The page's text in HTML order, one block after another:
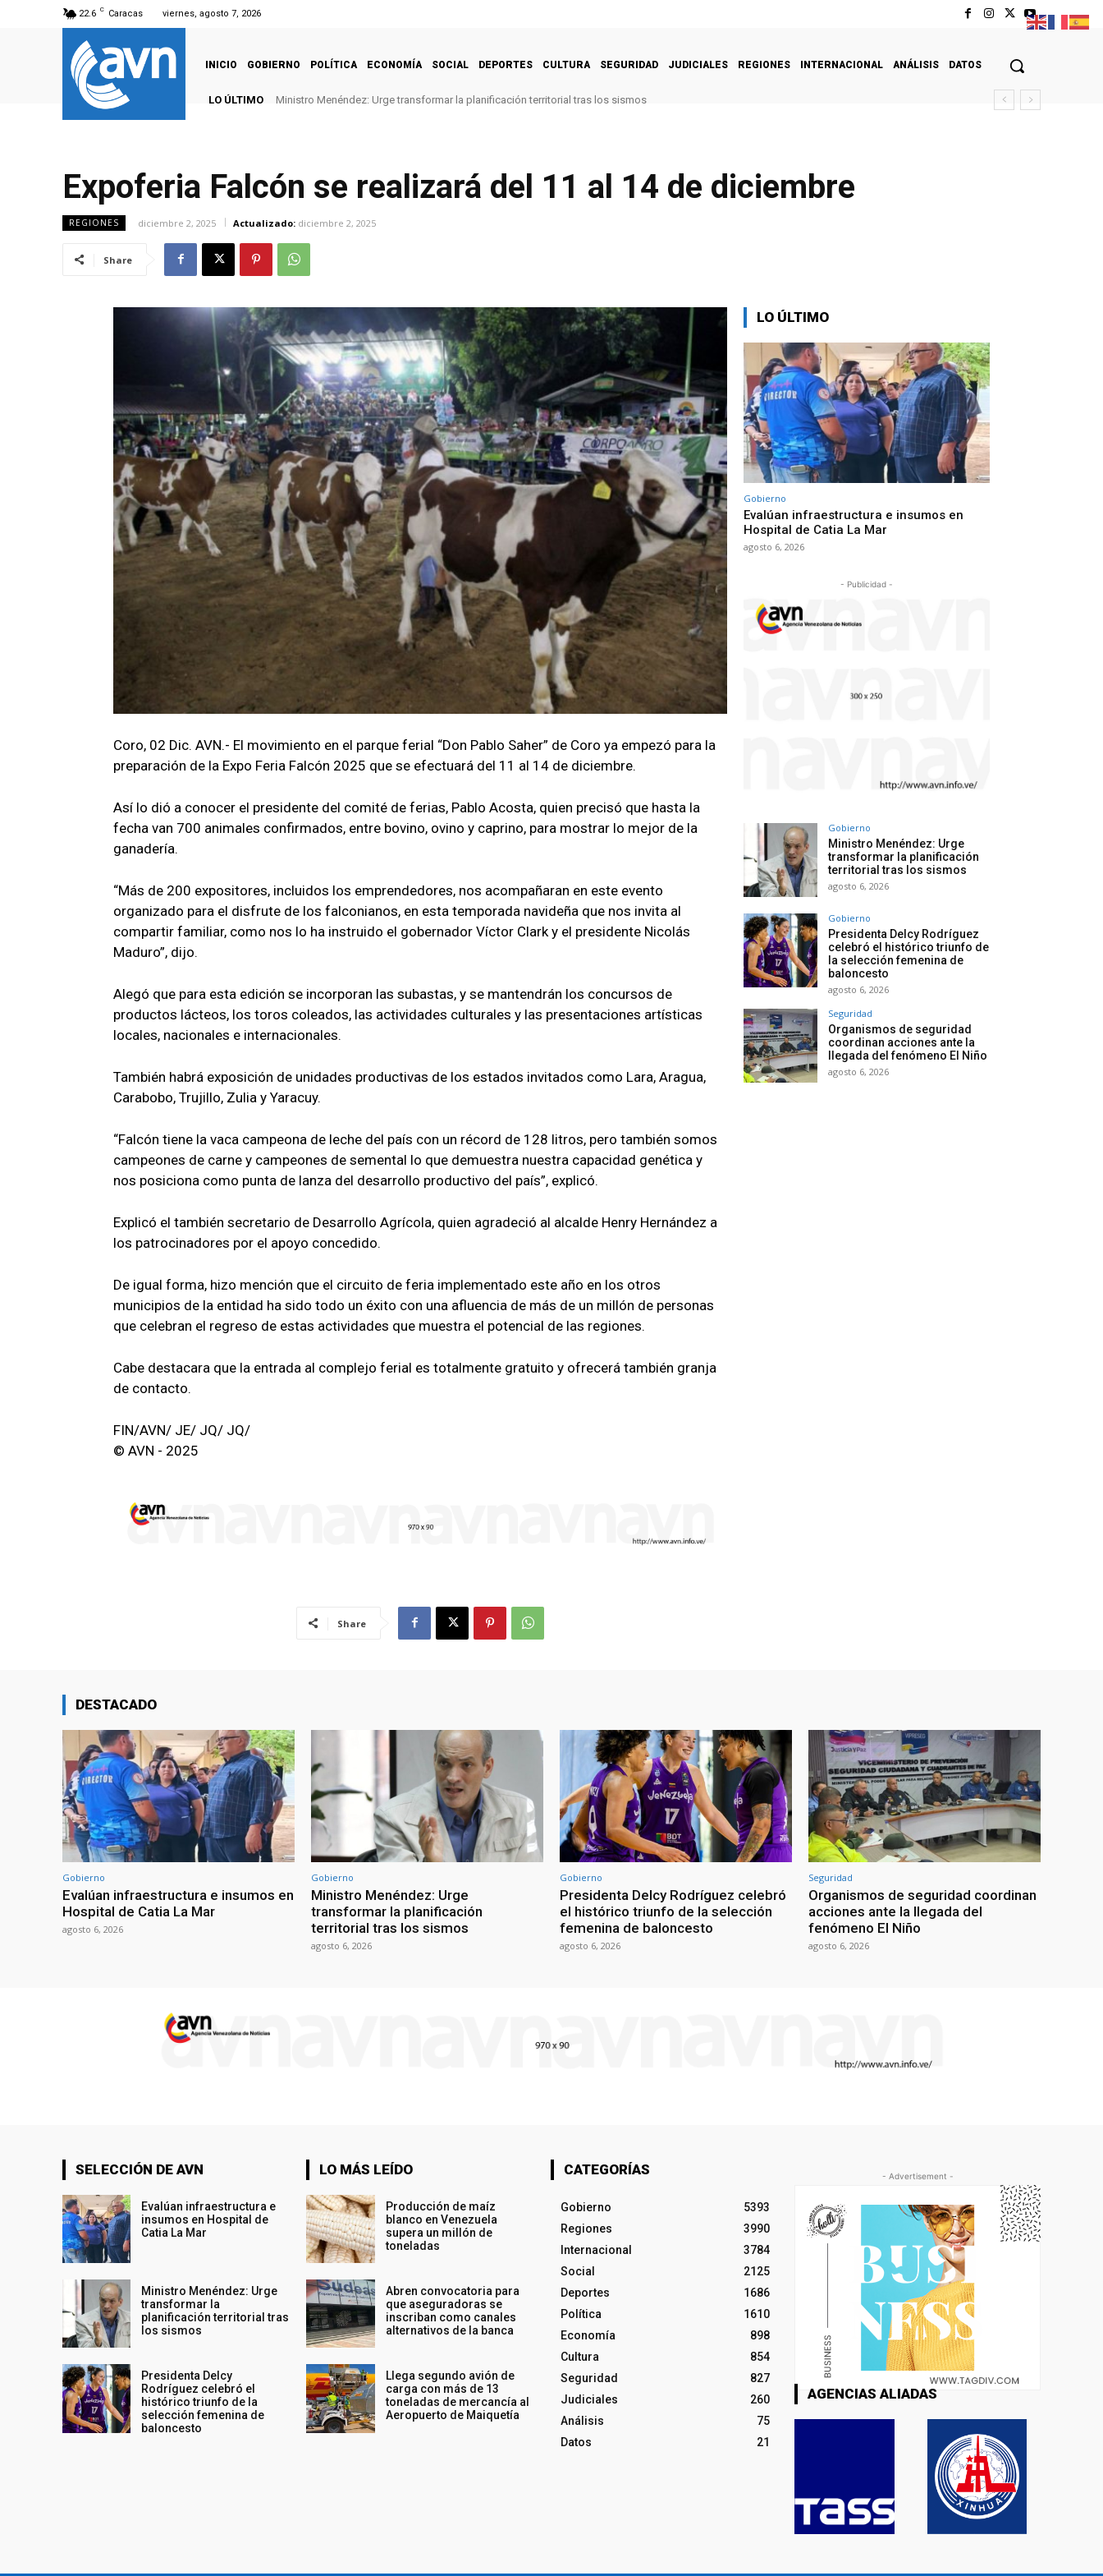
22.6 C Caracas viernes, agosto 7, 2026
INICIO GOBIERNO POLÍTICA ECONOMÍA SOCIAL DEPORTES CULTURA SEGURIDAD JUDICIALES REGIONES INTERNACIONAL ANÁLISIS DATOS
LO ÚLTIMO Ministro Menéndez: Urge transformar la planificación territorial tras los sismos
Expoferia Falcón se realizará del 11 al 14 de diciembre
REGIONES diciembre 2, 2025 Actualizado: diciembre 2, 2025
Share
Coro, 02 Dic. AVN.- El movimiento en el parque ferial “Don Pablo Saher” de Coro ya empezó para la
preparación de la Expo Feria Falcón 2025 que se efectuará del 11 al 14 de diciembre.
Así lo dió a conocer el presidente del comité de ferias, Pablo Acosta, quien precisó que hasta la
fecha van 700 animales confirmados, entre bovino, ovino y caprino, para mostrar lo mejor de la
ganadería.
“Más de 200 expositores, incluidos los emprendedores, nos acompañaran en este evento
organizado para el disfrute de los falconianos, en esta temporada navideña que nos invita al
compartir familiar, como nos lo ha instruido el gobernador Víctor Clark y el presidente Nicolás
Maduro”, dijo.
Alegó que para esta edición se incorporan las subastas, y se mantendrán los concursos de
productos lácteos, los toros coleados, las actividades culturales y las presentaciones artísticas
locales, nacionales e internacionales.
También habrá exposición de unidades productivas de los estados invitados como Lara, Aragua,
Carabobo, Trujillo, Zulia y Yaracuy.
“Falcón tiene la vaca campeona de leche del país con un récord de 128 litros, pero también somos
campeones de carne y campeones de semental lo que demuestra nuestra capacidad genética y
nos posiciona como punta de lanza del desarrollo productivo del país”, explicó.
Explicó el también secretario de Desarrollo Agrícola, quien agradeció al alcalde Henry Hernández a
los patrocinadores por el apoyo concedido.
De igual forma, hizo mención que el circuito de feria implementado este año en los otros
municipios de la entidad ha sido todo un éxito con una afluencia de más de un millón de personas
que celebran el regreso de estas actividades que muestra el potencial de las regiones.
Cabe destacara que la entrada al complejo ferial es totalmente gratuito y ofrecerá también granja
de contacto.
FIN/AVN/ JE/ JQ/ JQ/
© AVN - 2025
Share
LO ÚLTIMO
Gobierno
Evalúan infraestructura e insumos en
Hospital de Catia La Mar
agosto 6, 2026
- Publicidad -
Gobierno
Ministro Menéndez: Urge
transformar la planificación
territorial tras los sismos
agosto 6, 2026
Gobierno
Presidenta Delcy Rodríguez
celebró el histórico triunfo de
la selección femenina de
baloncesto
agosto 6, 2026
Seguridad
Organismos de seguridad
coordinan acciones ante la
llegada del fenómeno El Niño
agosto 6, 2026
DESTACADO
Gobierno
Evalúan infraestructura e insumos en
Hospital de Catia La Mar
agosto 6, 2026
Gobierno
Ministro Menéndez: Urge
transformar la planificación
territorial tras los sismos
agosto 6, 2026
Gobierno
Presidenta Delcy Rodríguez celebró
el histórico triunfo de la selección
femenina de baloncesto
agosto 6, 2026
Seguridad
Organismos de seguridad coordinan
acciones ante la llegada del
fenómeno El Niño
agosto 6, 2026
SELECCIÓN DE AVN
Evalúan infraestructura e
insumos en Hospital de
Catia La Mar
Ministro Menéndez: Urge
transformar la
planificación territorial tras
los sismos
Presidenta Delcy
Rodríguez celebró el
histórico triunfo de la
selección femenina de
baloncesto
LO MÁS LEÍDO
Producción de maíz
blanco en Venezuela
supera un millón de
toneladas
Abren convocatoria para
que aseguradoras se
inscriban como canales
alternativos de la banca
Llega segundo avión de
carga con más de 13
toneladas de mercancía al
Aeropuerto de Maiquetía
CATEGORÍAS
Gobierno
5393
Regiones
3990
Internacional
3784
Social
2125
Deportes
1686
Política
1610
Economía
898
Cultura
854
Seguridad
827
Judiciales
260
Análisis
75
Datos
21
- Advertisement -
AGENCIAS ALIADAS